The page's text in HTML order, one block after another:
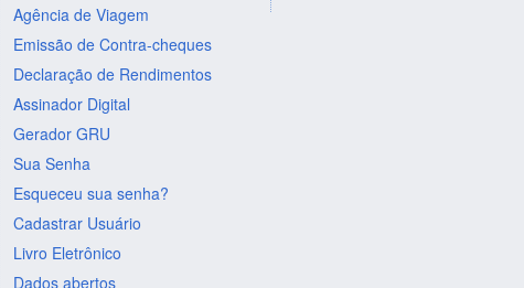
Agência de Viagem
Emissão de Contra-cheques
Declaração de Rendimentos
Assinador Digital
Gerador GRU
Sua Senha
Esqueceu sua senha?
Cadastrar Usuário
Livro Eletrônico
Dados abertos